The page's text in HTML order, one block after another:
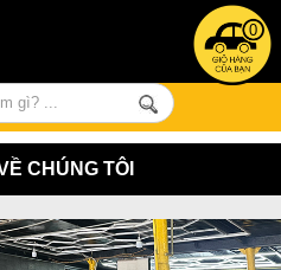
0
CHÚNG TÔI